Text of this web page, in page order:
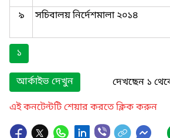
৯ সচিবালয় নির্দেশমালা ২০১৪
১
আর্কাইভ দেখুন
দেখছেন ১
এই কনটেন্টটি শেয়ার করতে ক্লিক করুন